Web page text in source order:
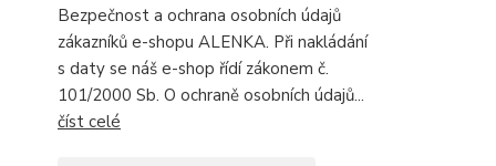
Bezpečnost a ochrana osobních údajů
zákazníků e-shopu ALENKA. Při nakládání
s daty se náš e-shop řídí zákonem č.
101/2000 Sb. O ochraně osobních údajů...
číst celé